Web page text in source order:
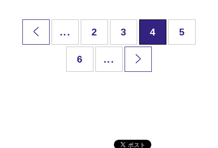
... 2 3 4 5
6 ...